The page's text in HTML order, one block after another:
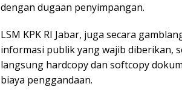
dengan dugaan penyimpangan.
​LSM KPK RI Jabar, juga secara
informasi publik yang wajib diberikan,
langsung hardcopy dan softcopy
biaya penggandaan.